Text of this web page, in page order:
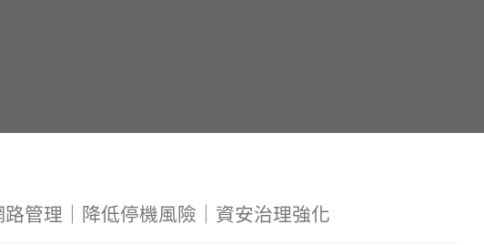
管理｜降低停機風險｜資安治理強化